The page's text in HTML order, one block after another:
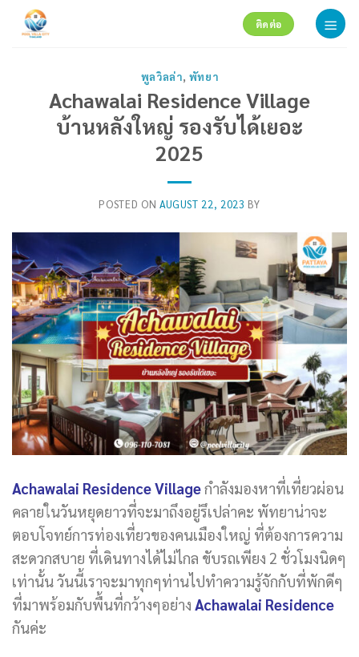
ติดต่อ
พูลวิลล่า, พัทยา
Achawalai Residence Village
บ้านหลังใหญ่ รองรับได้เยอะ
2025
POSTED ON AUGUST 22, 2023 BY
Achawalai Residence Villageกำลังมองหาที่เที่ยวผ่อน
คลายในวันหยุดยาวที่จะมาถึงอยู่รึเปล่าคะ พัทยาน่าจะ
ตอบโจทย์การท่องเที่ยวของคนเมืองใหญ่ ที่ต้องการความ
สะดวกสบาย ที่เดินทางได้ไม่ไกล ขับรถเพียง 2 ชั่วโมงนิดๆ
เท่านั้น วันนี้เราจะมาทุกๆท่านไปทำความรู้จักกับที่พักดีๆ
ที่มาพร้อมกับพื้นที่กว้างๆอย่าง Achawalai Residence
กันค่ะ